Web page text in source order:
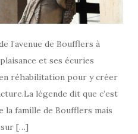
l’avenue de Boufflers à
et ses écuries
réhabilitation pour y créer
légende dit que c’est
la famille de Boufflers mais
sur […]